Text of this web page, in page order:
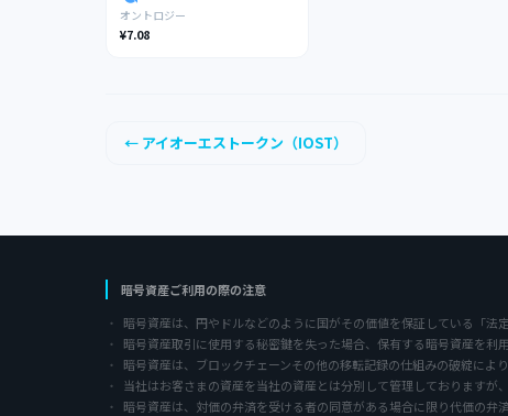
オントロジー
¥7.08
← アイオーエストークン（IOST）
暗号資産ご利用の際の注意
暗号資産は、円やドルなどのように国がその価値を保証している「法
暗号資産取引に使用する秘密鍵を失った場合、保有する暗号資産を利
暗号資産は、ブロックチェーンその他の移転記録の仕組みの破綻によ
当社はお客さまの資産を当社の資産とは分別して管理しておりますが
暗号資産は、対価の弁済を受ける者の同意がある場合に限り代価の弁